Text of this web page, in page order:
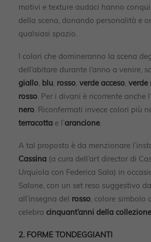
motivi e texture audaci hanno
della scena, donando personalità e
qualsiasi spazio.
I colori che domineranno la scena
dell’abitare durante l’anno a venire,
giallo, blu, rosso, verde acceso, verde
rosso. Per i divani è ricorrente anche
nero. Riconfermati invece colori più
terracotta e l’arancione.
A tal proposto è da menzionare
Cassina (a cura dell’art director di
Urquiola con Federica Sala) in
Salone, con un set reso suggestivo
all’insegna del rosso, colore simbolo
celebra cinquant’anni della
2. FORME TONDEGGIANTI